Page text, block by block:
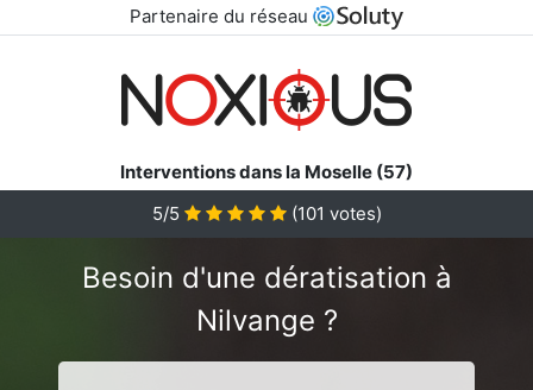
Partenaire du réseau
Interventions dans la Moselle (57)
5/5 (101 votes)
Besoin d'une dératisation à
Nilvange ?